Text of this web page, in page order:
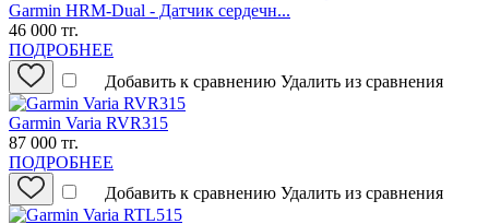
Garmin HRM-Dual - Датчик сердечн...
46 000 тг.
ПОДРОБНЕЕ
Добавить к сравнению Удалить из сравнения
Garmin Varia RVR315
87 000 тг.
ПОДРОБНЕЕ
Добавить к сравнению Удалить из сравнения